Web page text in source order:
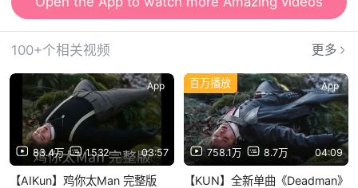
100+个相关视频 更多
83.4万 1532 03:57
App
【AIKun】鸡你太Man 完整版
758.1万 8.7万 04:09
百万播放 App
【KUN】全新单曲《Deadman》